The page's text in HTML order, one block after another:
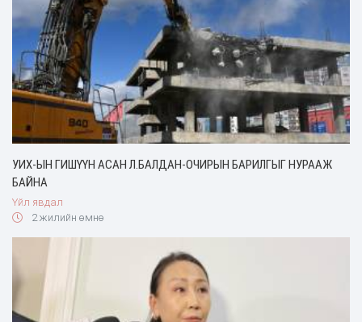
УИХ-ЫН ГИШҮҮН АСАН Л.БАЛДАН-ОЧИРЫН БАРИЛГЫГ НУРААЖ
БАЙНА
Үйл явдал
2 жилийн өмнө